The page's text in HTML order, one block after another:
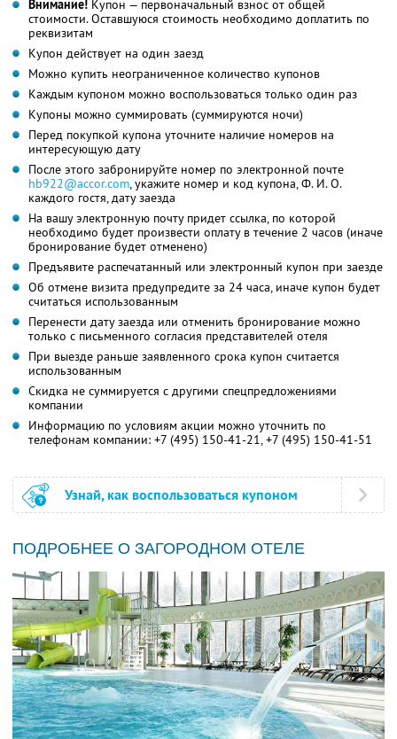
Внимание! Купон — первоначальный взнос от общей
стоимости. Оставшуюся стоимость необходимо доплатить по
реквизитам
Купон действует на один заезд
Можно купить неограниченное количество купонов
Каждым купоном можно воспользоваться только один раз
Купоны можно суммировать (суммируются ночи)
Перед покупкой купона уточните наличие номеров на
интересующую дату
После этого забронируйте номер по электронной почте
hb922@accor.com, укажите номер и код купона,Ф. И. О.
каждого гостя, дату заезда
На вашу электронную почту придет ссылка, по которой
необходимо будет произвести оплату в течение 2 часов (иначе
бронирование будет отменено)
Предъявите распечатанный или электронный купон при заезде
Об отмене визита предупредите за 24 часа, иначе купон будет
считаться использованным
Перенести дату заезда или отменить бронирование можно
только с письменного согласия представителей отеля
При выезде раньше заявленного срока купон считается
использованным
Скидка не суммируется с другими спецпредложениями
компании
Информацию по условиям акции можно уточнить по
телефонам компании: +7 (495) 150-41-21, +7 (495) 150-41-51
Узнай, как воспользоваться купоном
ПОДРОБНЕЕ О ЗАГОРОДНОМ ОТЕЛЕ